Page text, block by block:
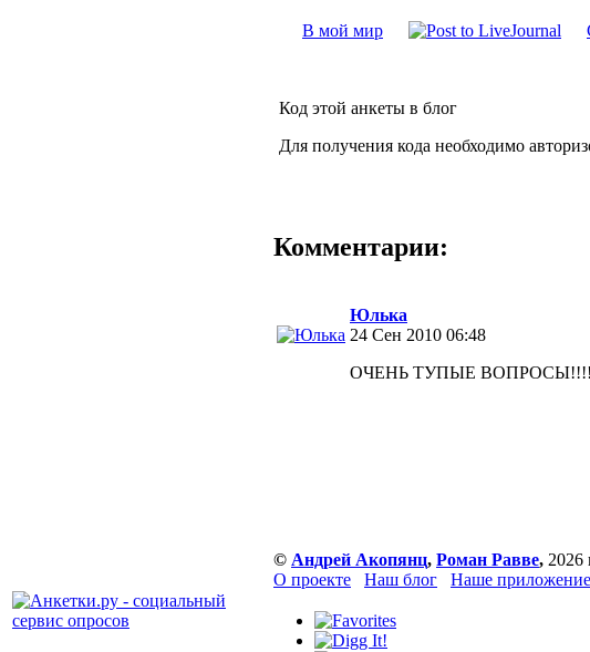
В мой мир
Код этой анкеты в блог
Для получения кода необходимо
Комментарии:
Юлька
24 Сен 2010 06:48
ОЧЕНЬ ТУПЫЕ
© Андрей Акопянц, Роман Равве, 2026
О проекте
Наш блог Наше